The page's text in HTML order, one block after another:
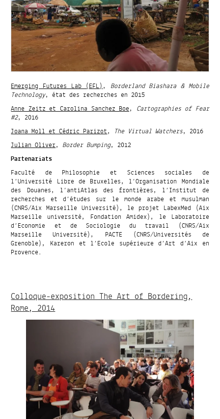
Emerging Futures Lab (EFL), Borderland Biashara & Mobile
Technology, état des recherches en 2015
Anne Zeitz et Carolina Sanchez Boe, Cartographies of Fear
#2, 2016
Joana Moll et Cédric Parizot, The Virtual Watchers, 2016
Julian Oliver, Border Bumping, 2012
Partenariats
Faculté de Philosophie et Sciences sociales de
l’Université Libre de Bruxelles, l’Organisation Mondiale
des Douanes, l’antiAtlas des frontières, l’Institut de
recherches et d’études sur le monde arabe et musulman
(CNRS/Aix Marseille Université), le projet LabexMed (Aix
Marseille université, Fondation Amidex), le Laboratoire
d’Economie et de Sociologie du travail (CNRS/Aix
Marseille Université), PACTE (CNRS/Universités de
Grenoble), Kareron et l’Ecole supérieure d’Art d’Aix en
Provence.
Colloque-exposition The Art of Bordering,
Rome, 2014